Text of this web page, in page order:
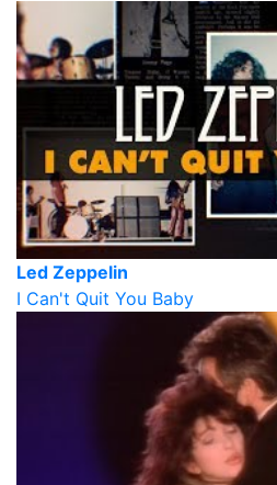
Led Zeppelin
I Can't Quit You Baby